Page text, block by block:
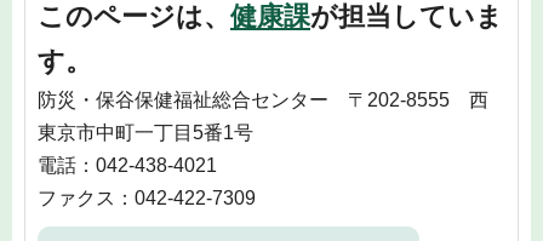
このページは、 健康課が担当していま
す。
防災・保谷保健福祉総合センター 〒202-8555 西
東京市中町一丁目5番1号
電話：042-438-4021
ファクス：042-422-7309